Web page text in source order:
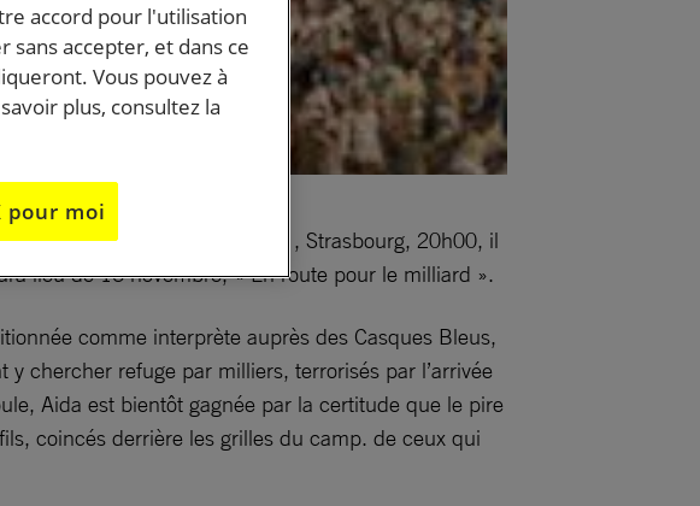
27octobre, cinéma Odyssée , Strasbourg, 20h00, il
lieu de 16 novembre, « En route pour le milliard ».
comme interprète auprès des Casques Bleus,
chercher refuge par milliers, terrorisés par l’arrivée
Aida est bientôt gagnée par la certitude que le pire
coincés derrière les grilles du camp. de ceux qui
accord pour l'utilisation
sans accepter, et dans ce
Vous pouvez à
plus, consultez la
pour moi